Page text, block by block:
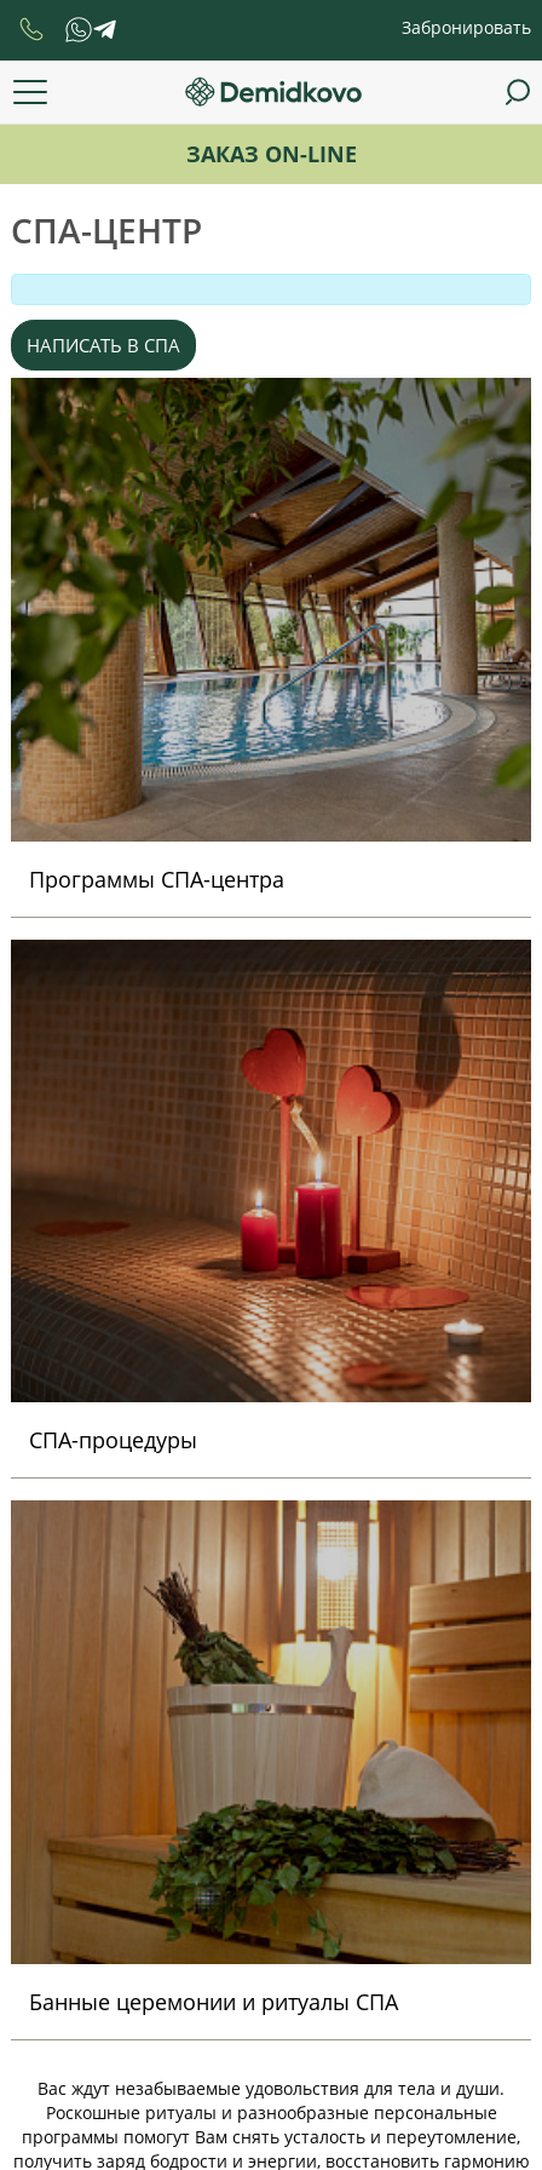
Забронировать
ЗАКАЗ ON-LINE
СПА-ЦЕНТР
НАПИСАТЬ В СПА
Программы СПА-центра
СПА-процедуры
Банные церемонии и ритуалы СПА
Вас ждут незабываемые удовольствия для тела и души.
Роскошные ритуалы и разнообразные персональные
программы помогут Вам снять усталость и переутомление,
получить заряд бодрости и энергии, восстановить гармонию